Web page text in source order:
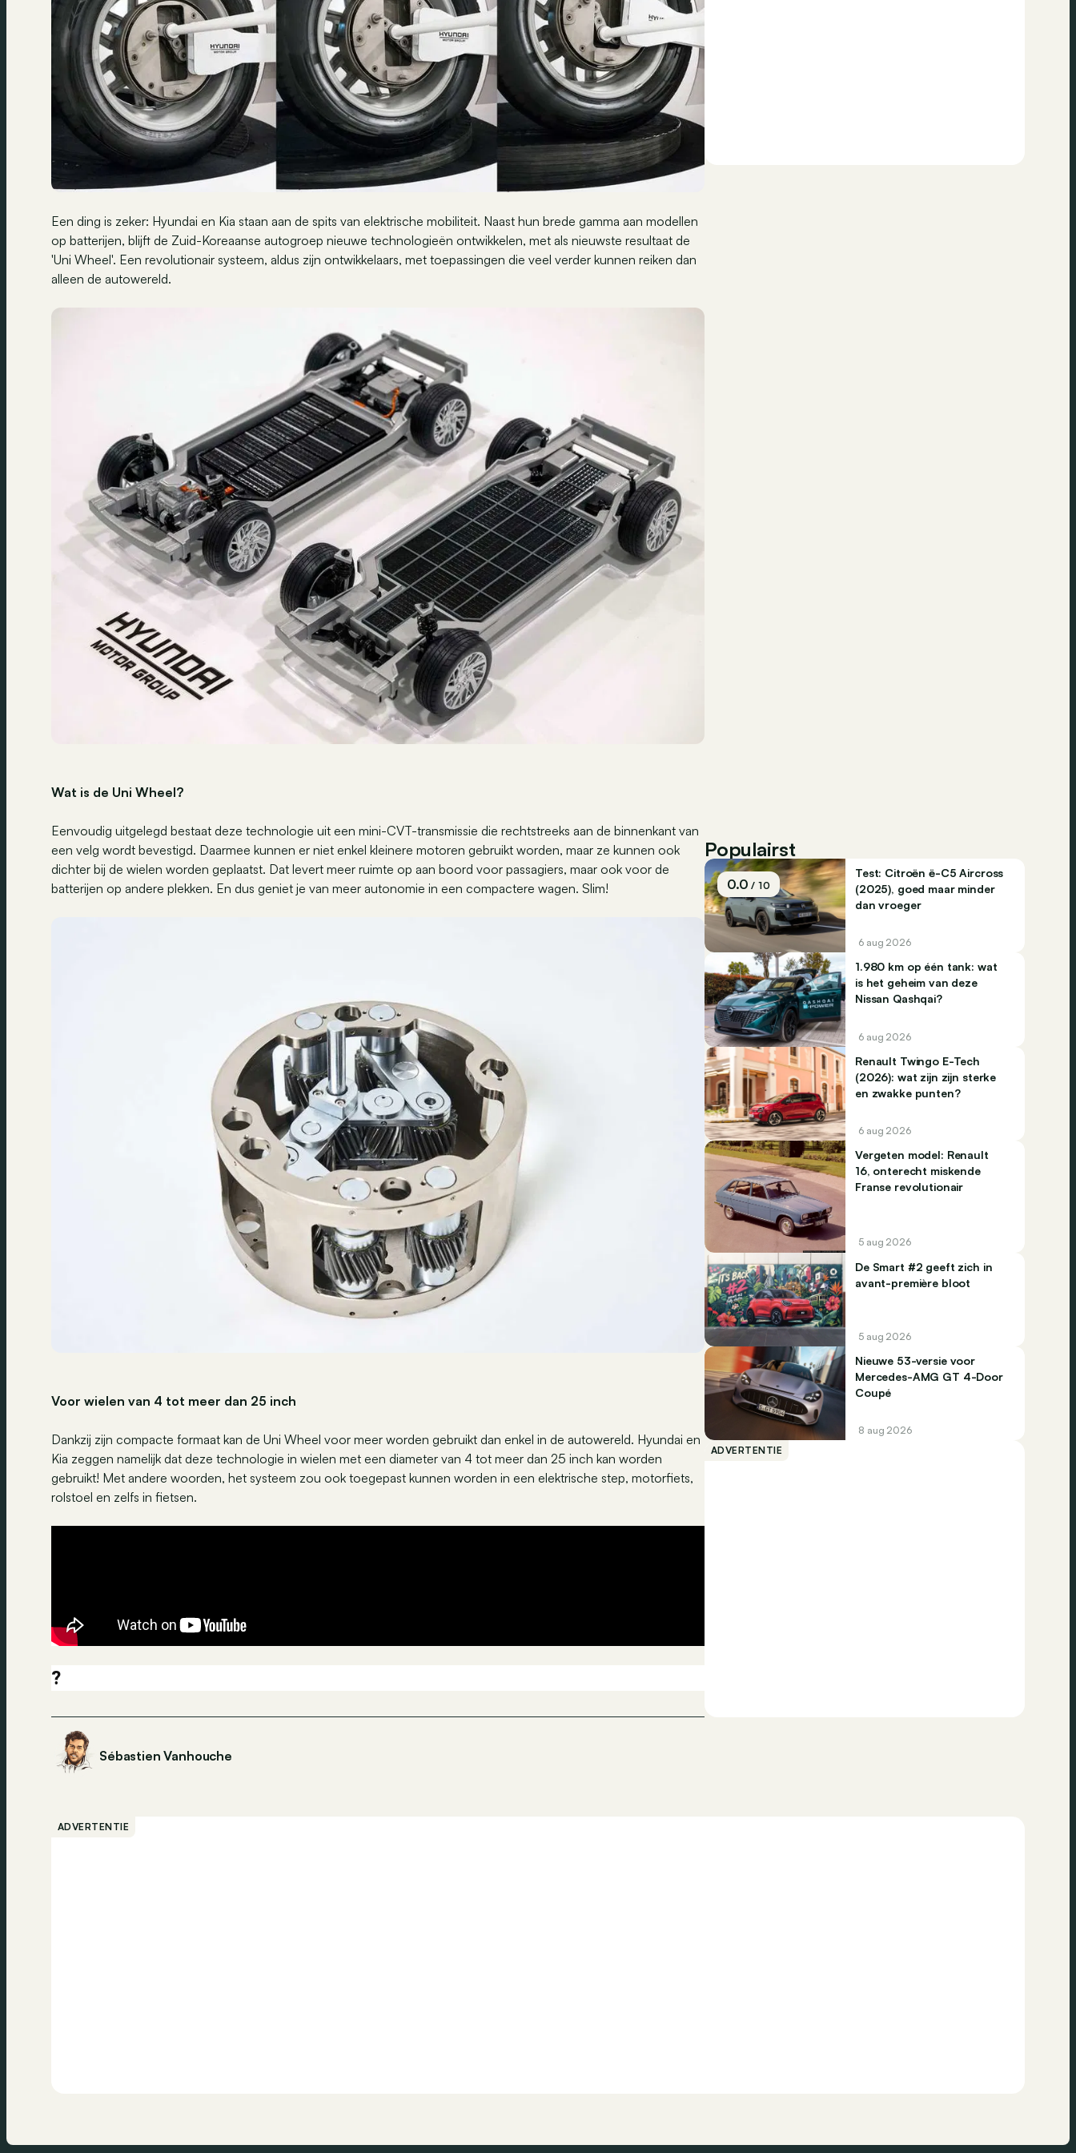
Een ding is zeker: Hyundai en Kia staan aan de spits van elektrische mobiliteit. Naast hun brede gamma aan modellen
op batterijen, blijft de Zuid-Koreaanse autogroep nieuwe technologieën ontwikkelen, met als nieuwste resultaat de
'Uni Wheel'. Een revolutionair systeem, aldus zijn ontwikkelaars, met toepassingen die veel verder kunnen reiken dan
alleen de autowereld.
Wat is de Uni Wheel?
Eenvoudig uitgelegd bestaat deze technologie uit een mini-CVT-transmissie die rechtstreeks aan de binnenkant van
een velg wordt bevestigd. Daarmee kunnen er niet enkel kleinere motoren gebruikt worden, maar ze kunnen ook
dichter bij de wielen worden geplaatst. Dat levert meer ruimte op aan boord voor passagiers, maar ook voor de
batterijen op andere plekken. En dus geniet je van meer autonomie in een compactere wagen. Slim!
Voor wielen van 4 tot meer dan 25 inch
Dankzij zijn compacte formaat kan de Uni Wheel voor meer worden gebruikt dan enkel in de autowereld. Hyundai en
Kia zeggen namelijk dat deze technologie in wielen met een diameter van 4 tot meer dan 25 inch kan worden
gebruikt! Met andere woorden, het systeem zou ook toegepast kunnen worden in een elektrische step, motorfiets,
rolstoel en zelfs in fietsen.
?
Sébastien Vanhouche
Populairst
0.0/ 10
Test: Citroën ë-C5 Aircross
(2025), goed maar minder
dan vroeger
6 aug 2026
1.980 km op één tank: wat
is het geheim van deze
Nissan Qashqai?
6 aug 2026
Renault Twingo E-Tech
(2026): wat zijn zijn sterke
en zwakke punten?
6 aug 2026
Vergeten model: Renault
16, onterecht miskende
Franse revolutionair
5 aug 2026
De Smart #2 geeft zich in
avant-première bloot
5 aug 2026
Nieuwe 53-versie voor
Mercedes-AMG GT 4-Door
Coupé
8 aug 2026
ADVERTENTIE
ADVERTENTIE